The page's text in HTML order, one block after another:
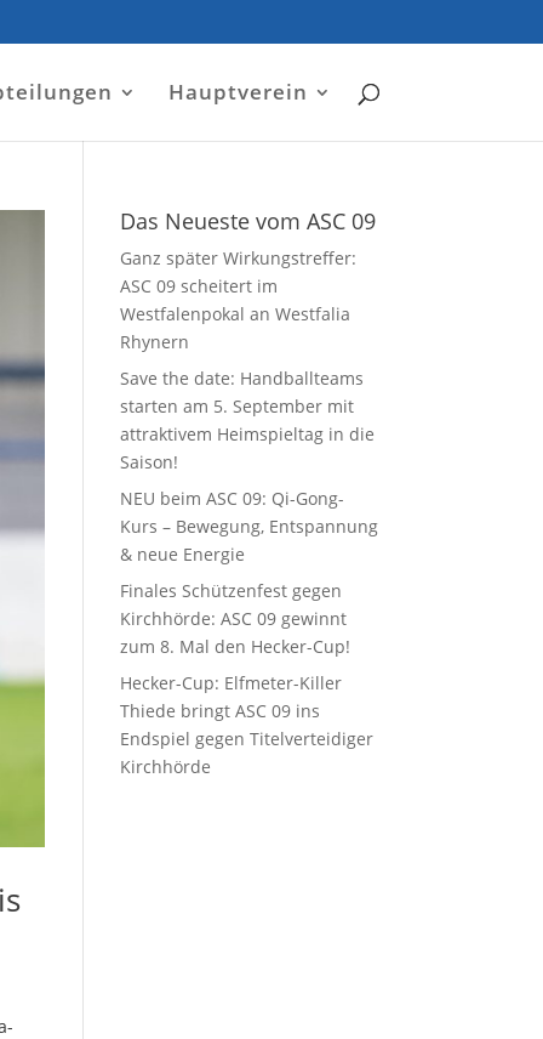
Hauptverein
Das Neueste vom ASC 09
Ganz später Wirkungstreffer:
ASC 09 scheitert im
Westfalenpokal an Westfalia
Rhynern
Save the date: Handballteams
starten am 5. September mit
attraktivem Heimspieltag in die
Saison!
NEU beim ASC 09: Qi-Gong-
Kurs – Bewegung, Entspannung
& neue Energie
Finales Schützenfest gegen
Kirchhörde: ASC 09 gewinnt
zum 8. Mal den Hecker-Cup!
Hecker-Cup: Elfmeter-Killer
Thiede bringt ASC 09 ins
Endspiel gegen Titelverteidiger
Kirchhörde